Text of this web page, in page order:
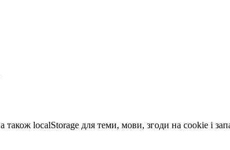
також localStorage для теми, мови, згоди на cookie і